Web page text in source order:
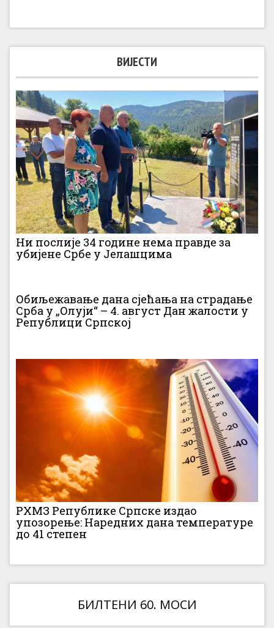
ВИЈЕСТИ
Ни послије 34 године нема правде за
убијене Србе у Јелашцима
Обиљежавање дана сјећања на страдање
Срба у „Олуји“ – 4. август Дан жалости у
Републици Српској
РХМЗ Републике Српске издао
упозорење: Наредних дана температуре
до 41 степен
БИЛТЕНИ 60. МОСИ